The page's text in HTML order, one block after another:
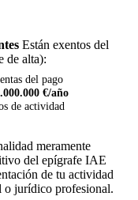
Están exentos del
de alta):
del pago
€/año
de actividad
meramente
del epígrafe IAE
de tu actividad
o jurídico profesional.